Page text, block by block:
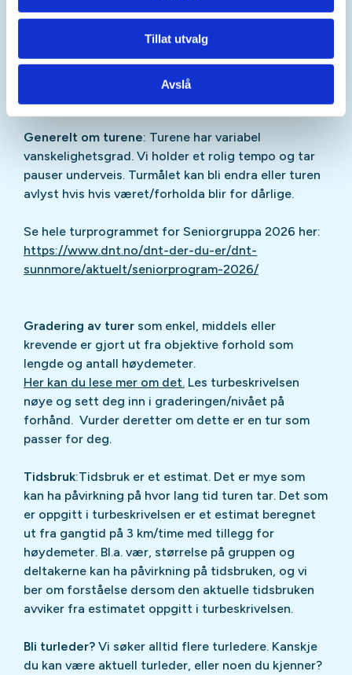
Tillat utvalg
Avslå
Turleder: Bjørg Astrid Rørstad 95142954
Greta Navelsaker Langva 90406122
Generelt om turene: Turene har variabel
vanskelighetsgrad. Vi holder et rolig tempo og tar
pauser underveis. Turmålet kan bli endra eller turen
avlyst hvis hvis været/forholda blir for dårlige.
Se hele turprogrammet for Seniorgruppa 2026 her:
https://www.dnt.no/dnt-der-du-er/dnt-
sunnmore/aktuelt/seniorprogram-2026/
Gradering av turer som enkel, middels eller
krevende er gjort ut fra objektive forhold som
lengde og antall høydemeter.
Her kan du lese mer om det. Les turbeskrivelsen
nøye og sett deg inn i graderingen/nivået på
forhånd. Vurder deretter om dette er en tur som
passer for deg.
Tidsbruk:Tidsbruk er et estimat. Det er mye som
kan ha påvirkning på hvor lang tid turen tar. Det som
er oppgitt i turbeskrivelsen er et estimat beregnet
ut fra gangtid på 3 km/time med tillegg for
høydemeter. Bl.a. vær, størrelse på gruppen og
deltakerne kan ha påvirkning på tidsbruken, og vi
ber om forståelse dersom den aktuelle tidsbruken
avviker fra estimatet oppgitt i turbeskrivelsen.
Bli turleder? Vi søker alltid flere turledere. Kanskje
du kan være aktuell turleder, eller noen du kjenner?